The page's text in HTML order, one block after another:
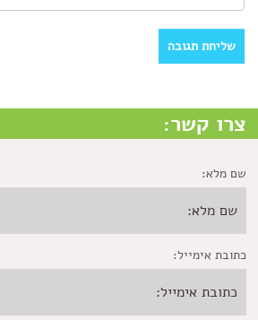
צרו קשר:
שם מלא:
כתובת אימייל: